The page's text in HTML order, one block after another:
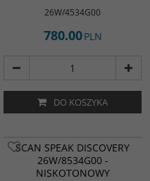
26W/4534G00
780.00PLN
DO KOSZYKA
SCAN SPEAK DISCOVERY
26W/8534G00 -
NISKOTONOWY